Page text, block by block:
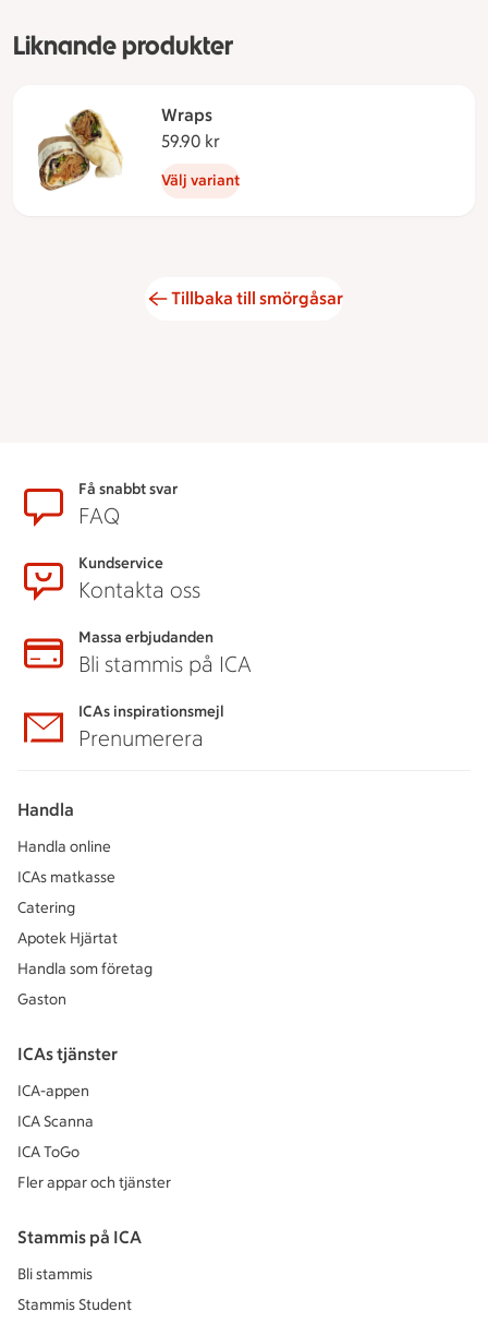
Liknande produkter
Wraps
59.90 kr
Välj variant
Tillbaka till smörgåsar
SidfotFå snabbt svar
FAQ
Kundservice
Kontakta oss
Massa erbjudanden
Bli stammis på ICA
ICAs inspirationsmejl
Prenumerera
Handla
Handla online
ICAs matkasse
Catering
Apotek Hjärtat
Handla som företag
Gaston
ICAs tjänster
ICA-appen
ICA Scanna
ICA ToGo
Fler appar och tjänster
Stammis på ICA
Bli stammis
Stammis Student